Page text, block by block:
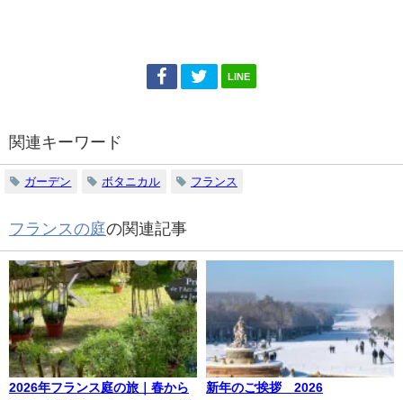
LINE
関連キーワード
ガーデン ボタニカル フランス
フランスの庭の関連記事
2026年フランス庭の旅｜春から
新年のご挨拶 2026